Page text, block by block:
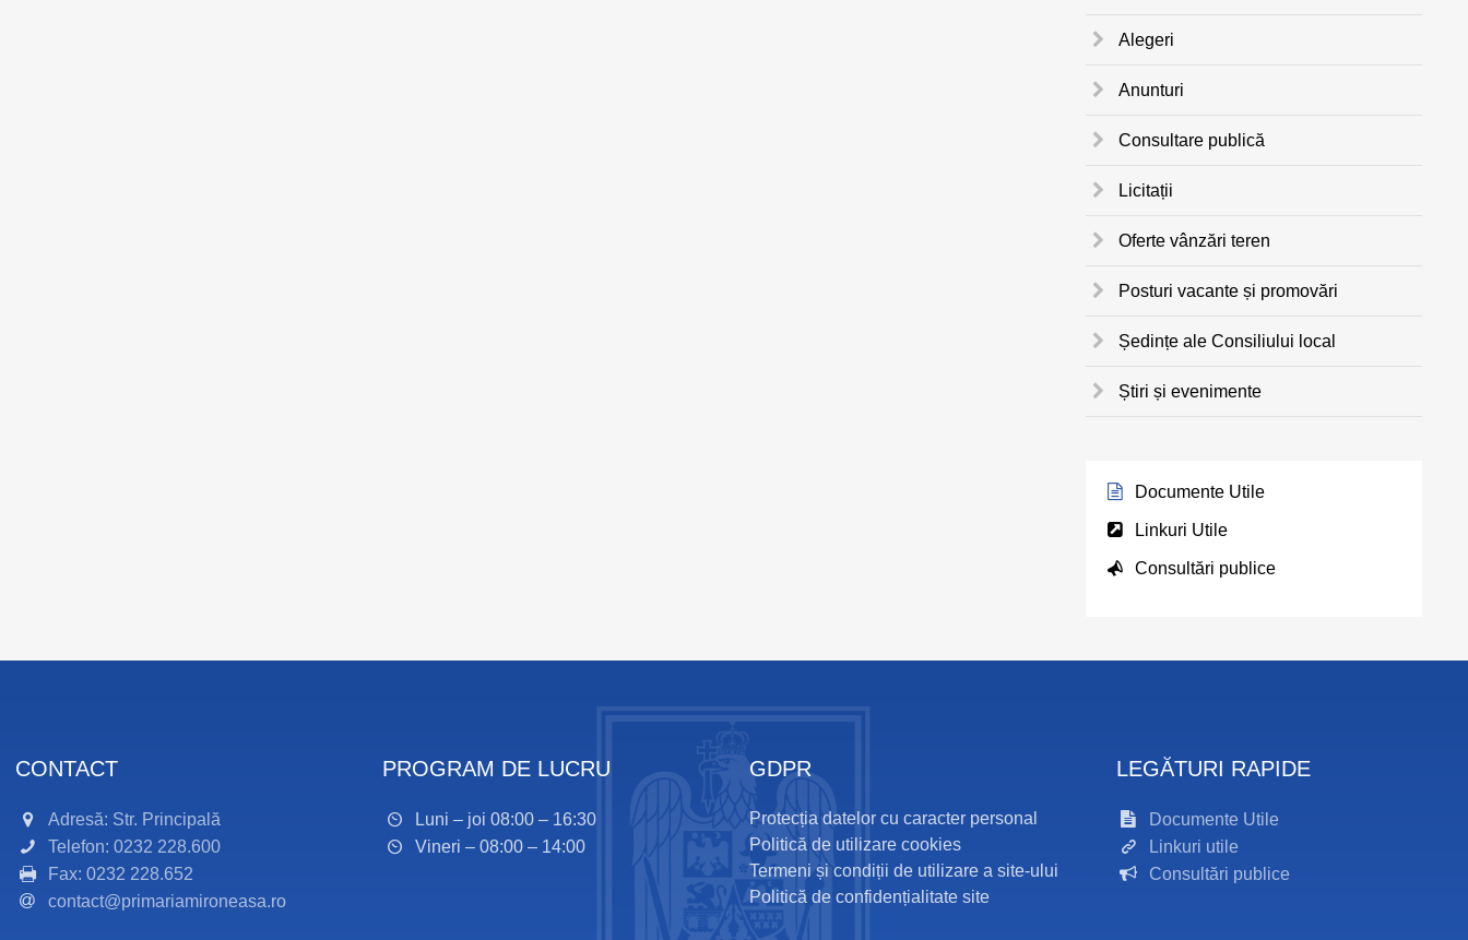
Alegeri
Anunturi
Consultare publică
Licitații
Oferte vânzări teren
Posturi vacante și promovări
Ședințe ale Consiliului local
Știri și evenimente
Documente Utile
Linkuri Utile
Consultări publice
CONTACT
Adresă: Str. Principală
Telefon: 0232 228.600
Fax: 0232 228.652
contact@primariamironeasa.ro
PROGRAM DE LUCRU
Luni – joi 08:00 – 16:30
Vineri – 08:00 – 14:00
GDPR
Protecția datelor cu caracter personal
Politică de utilizare cookies
Termeni și condiții de utilizare a site-ului
Politică de confidențialitate site
LEGĂTURI RAPIDE
Documente Utile
Linkuri utile
Consultări publice